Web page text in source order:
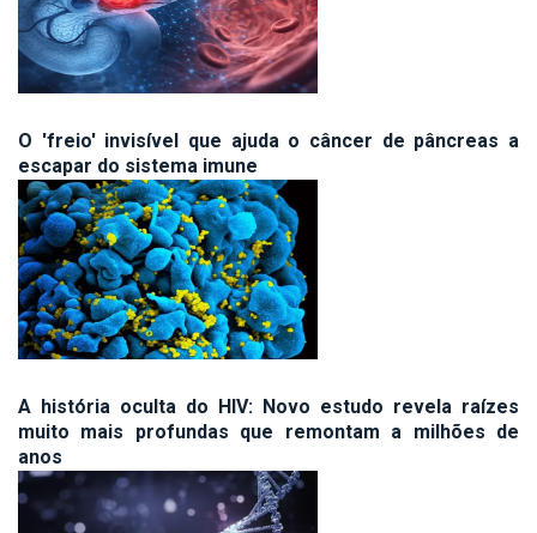
O 'freio' invisível que ajuda o câncer de pâncreas a
escapar do sistema imune
A história oculta do HIV: Novo estudo revela raízes
muito mais profundas que remontam a milhões de
anos